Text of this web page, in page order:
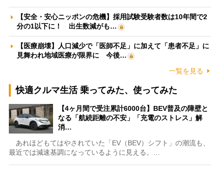
【安全・安心ニッポンの危機】採用試験受験者数は10年間で2
分の1以下に！ 出生数減がも…
【医療崩壊】人口減少で「医師不足」に加えて「患者不足」に
見舞われ地域医療が限界に 今後…
一覧を見る
快適クルマ生活 乗ってみた、使ってみた
【4ヶ月間で受注累計6000台】BEV普及の障壁と
なる「航続距離の不安」「充電のストレス」解
消…
あれほどもてはやされていた「EV（BEV）シフト」の潮流も、
最近では減速基調になっているように見える。…